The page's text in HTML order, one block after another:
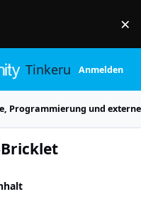
×
TinkerunityAnmelden
Programmierung und
Bricklet